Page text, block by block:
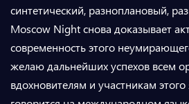
синтетический, разноплановый,
Moscow Night снова доказывает
современность этого
желаю дальнейших успехов всем
вдохновителям и участникам